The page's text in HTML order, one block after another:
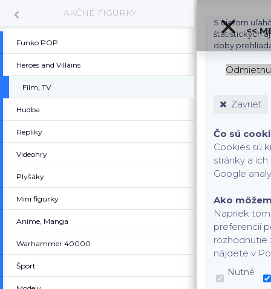
AKČNÉ FIGÚRKY
Funko POP
Heroes and Villains
Film, TV
Hudba
Repliky
Videohry
Plyšáky
Mini figúrky
Anime, Manga
Warhammer 40000
Šport
S cieľom
štatistických
doby
Zavrieť
Čo sú
Cookies sú
stránky a
Google
Ako
Napriek
preferencií
rozhodnutie
nájdete v
Nutné
<<